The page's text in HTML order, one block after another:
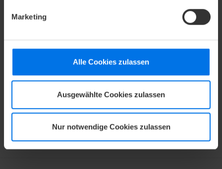
Marketing
Alle Cookies zulassen
Ausgewählte Cookies zulassen
Nur notwendige Cookies zulassen